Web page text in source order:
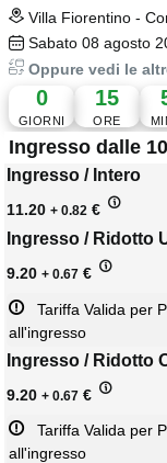
Villa Fiorentino -
Sabato 08 agosto
Oppure vedi le
0
GIORNI
15
ORE
Ingresso dalle
Ingresso / Intero
11.20 + 0.82 €
Ingresso / Ridotto
9.20 + 0.67 €
all'ingresso
Ingresso / Ridotto
9.20 + 0.67 €
all'ingresso